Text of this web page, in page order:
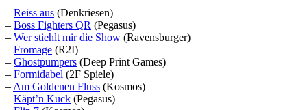
– Reiss aus (Denkriesen)
– Boss Fighters QR (Pegasus)
– Wer stiehlt mir die Show (Ravensburger)
– Fromage (R2I)
– Ghostpumpers (Deep Print Games)
– Formidabel (2F Spiele)
– Am Goldenen Fluss (Kosmos)
– Käpt’n Kuck (Pegasus)